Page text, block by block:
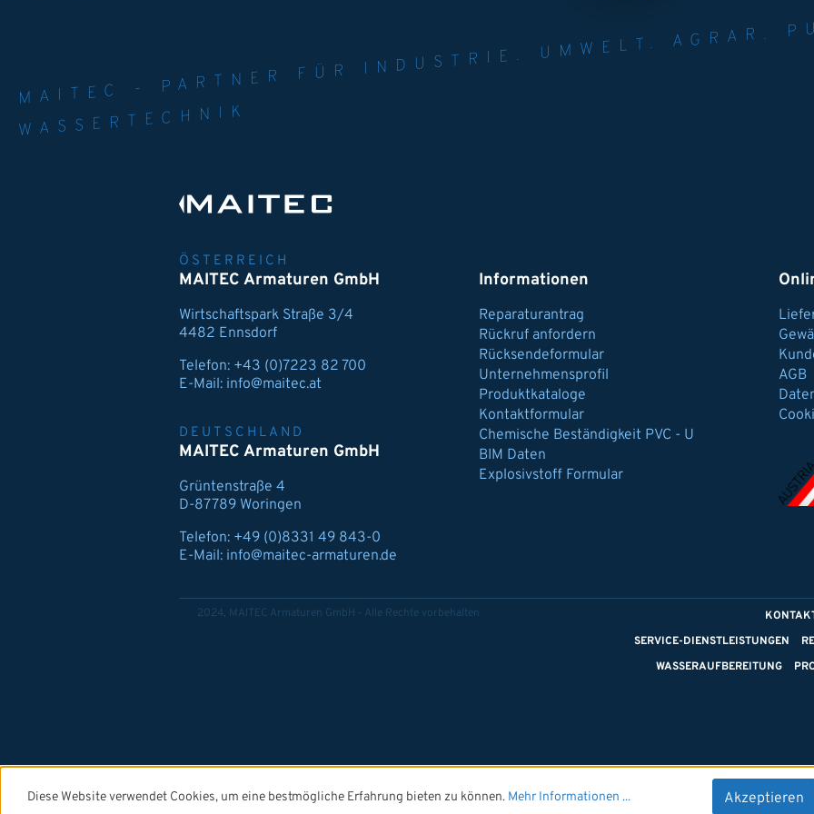
MAITEC - PARTNER FÜR
WELT. AGRAR.
MPEN
WASSERTECHNIK
ÖSTERREICH
MAITEC Armaturen GmbH
Wirtschaftspark Straße 3/4
4482 Ennsdorf
Telefon: +43 (0)7223 82 700
E-Mail: info@maitec.at
DEUTSCHLAND
MAITEC Armaturen GmbH
Grüntenstraße 4
D-87789 Woringen
Telefon: +49 (0)8331 49 843-0
E-Mail: info@maitec-armaturen.de
Informationen
Reparaturantrag
Rückruf anfordern
Rücksendeformular
Unternehmensprofil
Produktkataloge
Kontaktformular
Chemische Beständigkeit PVC - U
BIM Daten
Explosivstoff Formular
AGB
2024, MAITEC Armaturen GmbH - Alle Rechte vorbehalten
SERVICE-DIENSTLEISTUNGEN
WASSERAUFBEREITUNG
Diese Website verwendet Cookies, um eine bestmögliche Erfahrung bieten zu können. Mehr Informationen ... Akzeptieren